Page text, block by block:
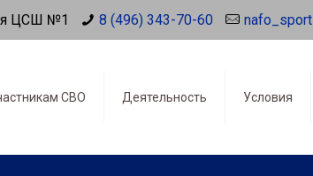
ЦСШ №1 8 (496) 343-70-60
СВО Деятельность Условия